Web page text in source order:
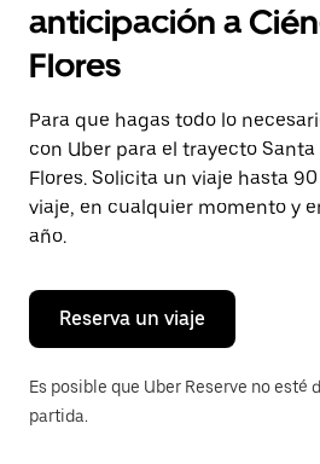
y
selecciona
una
Presiona
la
tecla Esc
para
cerrar
el
calendario.
anticipación a
Flores
Para que hagas todo lo
con Uber para el trayecto Santa
Flores. Solicita un viaje hasta
viaje, en cualquier momento y
año.
Reserva un viaje
Es posible que Uber Reserve no esté
partida.